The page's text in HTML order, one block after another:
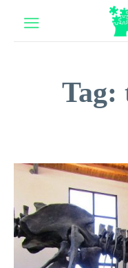
Tag: